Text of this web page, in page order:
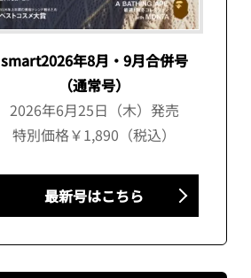
smart2026年8月・9月合併号
（通常号）
2026年6月25日（木）発売
特別価格￥1,890（税込）
最新号はこちら